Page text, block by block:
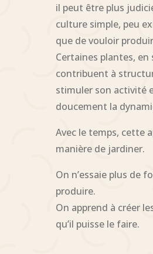
il peut être plus
culture simple, peu
que de vouloir
Certaines plantes, en
contribuent à
stimuler son activité
doucement la
Avec le temps, cette
manière de jardiner.
On n’essaie plus de
produire.
On apprend à créer
qu’il puisse le faire.